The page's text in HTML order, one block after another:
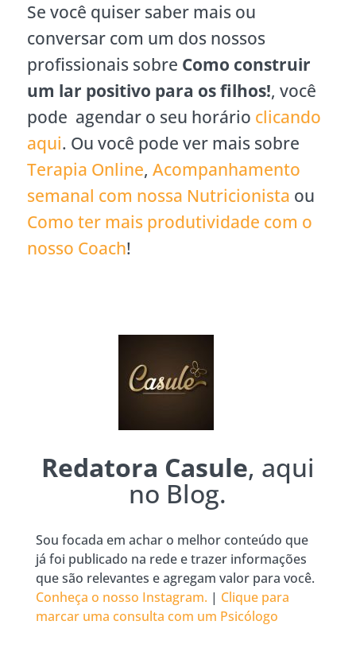
Se você quiser saber mais ou
conversar com um dos nossos
profissionais sobre Como construir
um lar positivo para os filhos!, você
pode agendar o seu horário clicando
aqui. Ou você pode ver mais sobre
Terapia Online, Acompanhamento
semanal com nossa Nutricionista ou
Como ter mais produtividade com o
nosso Coach!
Redatora Casule, aqui
no Blog.
Sou focada em achar o melhor conteúdo que
já foi publicado na rede e trazer informações
que são relevantes e agregam valor para você.
Conheça o nosso Instagram. | Clique para
marcar uma consulta com um Psicólogo